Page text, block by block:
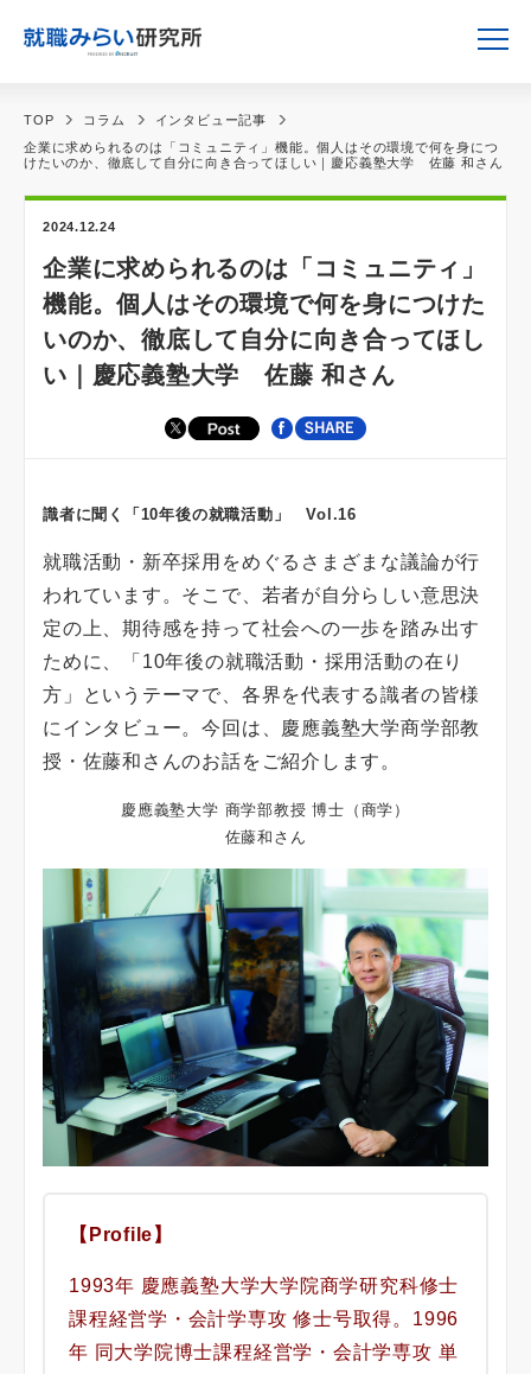
TOP コラム
インタビュー記事
企業に求められるのは「コミュニティ」機能。個人はその環境で何を身につ
けたいのか、徹底して自分に向き合ってほしい｜慶応義塾大学 佐藤 和さん
2024.12.24
企業に求められるのは「コミュニティ」
機能。個人はその環境で何を身につけた
いのか、徹底して自分に向き合ってほし
い｜慶応義塾大学 佐藤 和さん
識者に聞く「10年後の就職活動」 Vol.16
就職活動・新卒採用をめぐるさまざまな議論が行
われています。そこで、若者が自分らしい意思決
定の上、期待感を持って社会への一歩を踏み出す
ために、「10年後の就職活動・採用活動の在り
方」というテーマで、各界を代表する識者の皆様
にインタビュー。今回は、慶應義塾大学商学部教
授・佐藤和さんのお話をご紹介します。
慶應義塾大学 商学部教授 博士（商学）
佐藤和さん
【Profile】
1993年 慶應義塾大学大学院商学研究科修士
課程経営学・会計学専攻 修士号取得。1996
年 同大学院博士課程経営学・会計学専攻 単